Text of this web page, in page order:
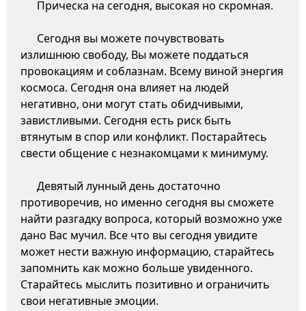
Прическа на сегодня, высокая но скромная.
Сегодня вы можете почувствовать
излишнюю свободу, Вы можете поддаться
провокациям и соблазнам. Всему виной энергия
космоса. Сегодня она влияет на людей
негативно, они могут стать обидчивыми,
завистливыми. Сегодня есть риск быть
втянутым в спор или конфликт. Постарайтесь
свести общение с незнакомцами к минимуму.
Девятый лунный день достаточно
противоречив, но именно сегодня вы сможете
найти разгадку вопроса, который возможно уже
дано Вас мучил. Все что вы сегодня увидите
может нести важную информацию, старайтесь
запомнить как можно больше увиденного.
Старайтесь мыслить позитивно и ограничить
свои негативные эмоции.